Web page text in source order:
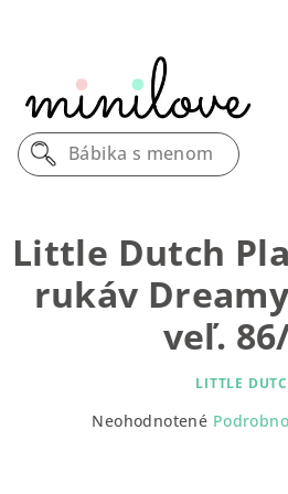
Bábika s menom
Little Dutch
rukáv
veľ.
LITTLE
Neohodnotené